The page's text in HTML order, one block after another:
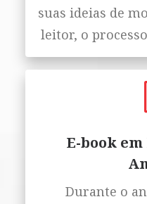
suas ideias de
leitor, o
E-book
Durante o